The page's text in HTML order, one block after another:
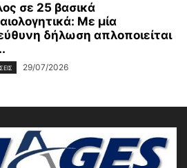
σε 25 βασικά
Με μία
δήλωση απλοποιείται
29/07/2026